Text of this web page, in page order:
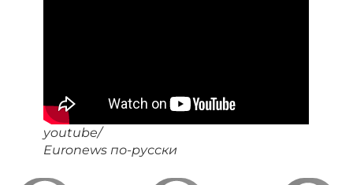
youtube/
Euronews по-русски